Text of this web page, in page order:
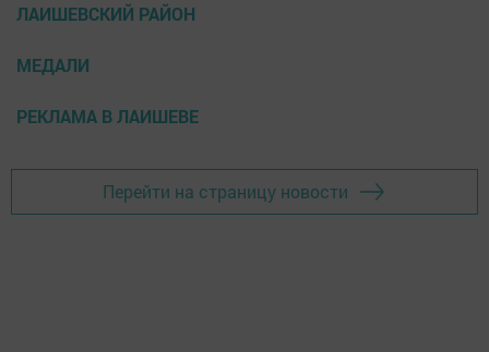
ЛАИШЕВСКИЙ РАЙОН
МЕДАЛИ
РЕКЛАМА В ЛАИШЕВЕ
Перейти на страницу новости